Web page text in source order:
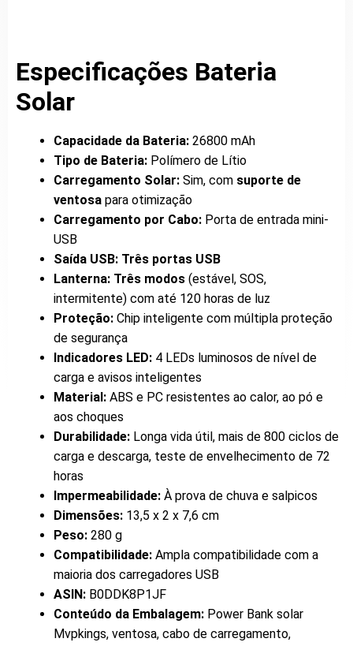
Especificações Bateria
Solar
Capacidade da Bateria: 26800 mAh
Tipo de Bateria: Polímero de Lítio
Carregamento Solar: Sim, com suporte de
ventosa para otimização
Carregamento por Cabo: Porta de entrada mini-
USB
Saída USB: Três portas USB
Lanterna: Três modos (estável, SOS,
intermitente) com até 120 horas de luz
Proteção: Chip inteligente com múltipla proteção
de segurança
Indicadores LED: 4 LEDs luminosos de nível de
carga e avisos inteligentes
Material: ABS e PC resistentes ao calor, ao pó e
aos choques
Durabilidade: Longa vida útil, mais de 800 ciclos de
carga e descarga, teste de envelhecimento de 72
horas
Impermeabilidade: À prova de chuva e salpicos
Dimensões: 13,5 x 2 x 7,6 cm
Peso: 280 g
Compatibilidade: Ampla compatibilidade com a
maioria dos carregadores USB
ASIN: B0DDK8P1JF
Conteúdo da Embalagem: Power Bank solar
Mvpkings, ventosa, cabo de carregamento,